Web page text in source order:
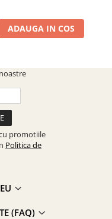
ADAUGA IN COS
promotiile
Politica de
(FAQ)